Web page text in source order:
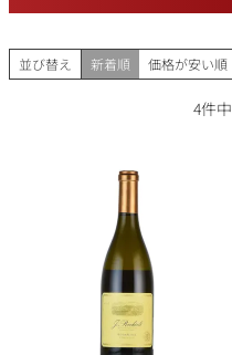
TOP
銘柄から探す
並び替え 新着順 価格が安い順
4件中